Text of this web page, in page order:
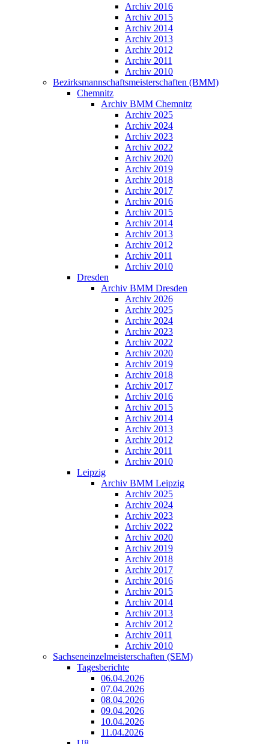
Archiv 2016
Archiv 2015
Archiv 2014
Archiv 2013
Archiv 2012
Archiv 2011
Archiv 2010
Bezirksmannschaftsmeisterschaften (BMM)
Chemnitz
Archiv BMM Chemnitz
Archiv 2025
Archiv 2024
Archiv 2023
Archiv 2022
Archiv 2020
Archiv 2019
Archiv 2018
Archiv 2017
Archiv 2016
Archiv 2015
Archiv 2014
Archiv 2013
Archiv 2012
Archiv 2011
Archiv 2010
Dresden
Archiv BMM Dresden
Archiv 2026
Archiv 2025
Archiv 2024
Archiv 2023
Archiv 2022
Archiv 2020
Archiv 2019
Archiv 2018
Archiv 2017
Archiv 2016
Archiv 2015
Archiv 2014
Archiv 2013
Archiv 2012
Archiv 2011
Archiv 2010
Leipzig
Archiv BMM Leipzig
Archiv 2025
Archiv 2024
Archiv 2023
Archiv 2022
Archiv 2020
Archiv 2019
Archiv 2018
Archiv 2017
Archiv 2016
Archiv 2015
Archiv 2014
Archiv 2013
Archiv 2012
Archiv 2011
Archiv 2010
Sachseneinzelmeisterschaften (SEM)
Tagesberichte
06.04.2026
07.04.2026
08.04.2026
09.04.2026
10.04.2026
11.04.2026